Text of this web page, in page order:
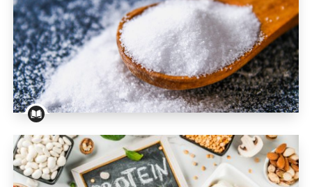
Dialyse péritonéale : limiter le sel !